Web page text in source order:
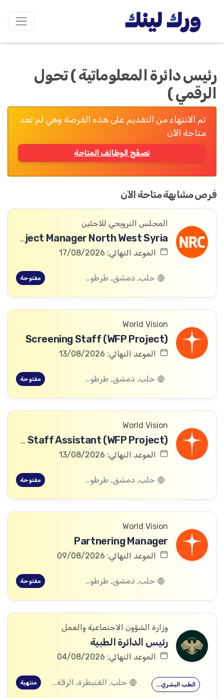
رئيس دائرة المعلوماتية ) تحول
الرقمي )
تم الانتهاء من التقديم على هذه الفرصة وهي لم تعد
متاحة الآن
تصفّح الوظائف المتاحة
فرص مشابهة متاحة الآن
المجلس النرويجي للاجئين
ICLA Project Manager North West Syria
الموعد النهائي: 17/08/2026
حلب, دمشق, طرطوس, ريف دمشق, ديرالزور, درعا, السويداء, إدلب, القنيطرة, اللاذقية, الرقة, حمص, الحسكة, حماة مفتوحة
World Vision
Screening Staff (WFP Project)
الموعد النهائي: 13/08/2026
حلب, دمشق, طرطوس, ريف دمشق, ديرالزور, درعا, السويداء, إدلب, القنيطرة, اللاذقية, الرقة, حمص, الحسكة, حماة مفتوحة
World Vision
Community Committee Follow-up Staff Assistant (WFP Project)
الموعد النهائي: 13/08/2026
حلب, دمشق, طرطوس, ريف دمشق, ديرالزور, درعا, السويداء, إدلب, القنيطرة, اللاذقية, الرقة, حمص, الحسكة, حماة مفتوحة
World Vision
Partnering Manager
الموعد النهائي: 09/08/2026
حلب, دمشق, طرطوس, ريف دمشق, ديرالزور, درعا, السويداء, إدلب, القنيطرة, اللاذقية, الرقة, حمص, الحسكة, حماة مفتوحة
وزارة الشؤون الاجتماعية والعمل
رئيس الدائرة الطبية
الموعد النهائي: 04/08/2026
الطب البشري… حلب, القنيطرة, الرقة, ادلب منتهية